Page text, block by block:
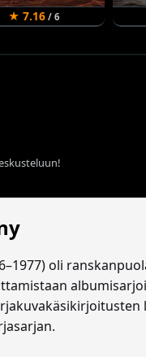
★ 7.16 / 6
oli